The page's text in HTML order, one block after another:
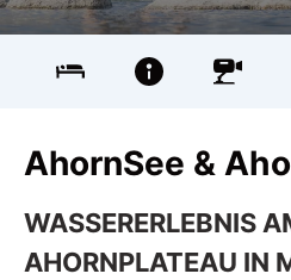
AhornSee &
WASSERERLEBNIS
AHORNPLATEAU IN